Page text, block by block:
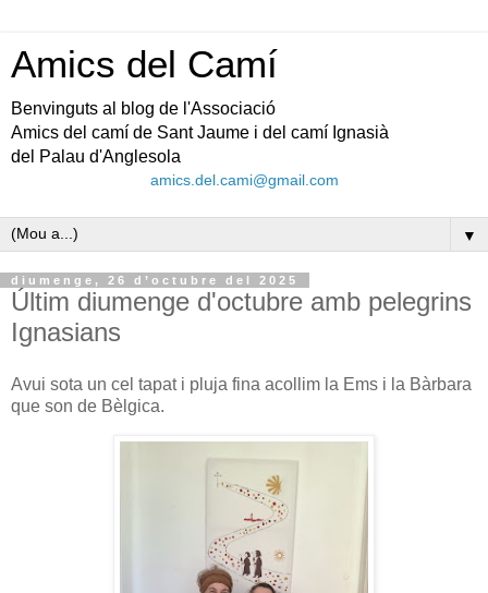
Amics del Camí
Benvinguts al blog de l'Associació
Amics del camí de Sant Jaume i del camí Ignasià
del Palau d'Anglesola
amics.del.cami@gmail.com
▼
diumenge, 26 d’octubre del 2025
Últim diumenge d'octubre amb pelegrins
Ignasians
Avui sota un cel tapat i pluja fina acollim la Ems i la Bàrbara
que son de Bèlgica.